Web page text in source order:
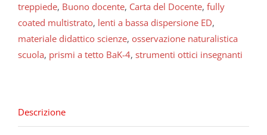
treppiede, Buono docente, Carta del Docente, fully
coated multistrato, lenti a bassa dispersione ED,
materiale didattico scienze, osservazione naturalistica
scuola, prismi a tetto BaK-4, strumenti ottici insegnanti
Descrizione